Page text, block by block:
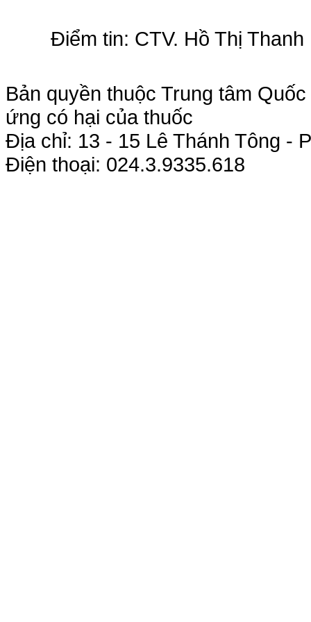
Điểm tin: CTV. Hồ Thị
Bản quyền thuộc Trung tâm
ứng có hại của thuốc
Địa chỉ: 13 - 15 Lê Thánh Tông -
Điện thoại: 024.3.9335.618